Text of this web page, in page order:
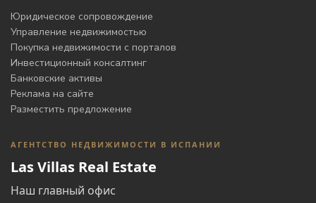
Юридическое сопровождение
Управление недвижимостью
Покупка недвижимости с порталов
Инвестиционный консалтинг
Банковские активы
Реклама на сайте
Разместить предложение
АГЕНТСТВО НЕДВИЖИМОСТИ В ИСПАНИИ
Las Villas Real Estate
Наш главный офис